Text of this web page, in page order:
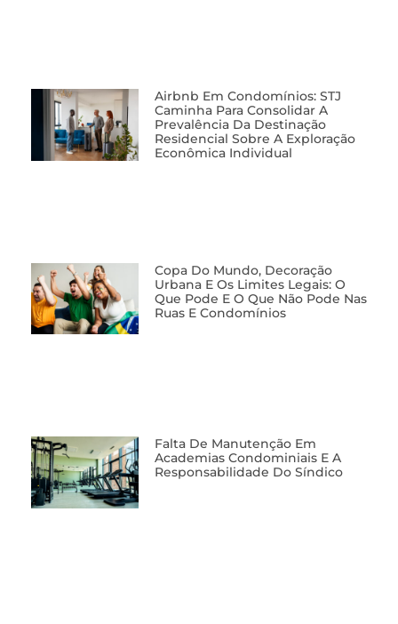
Airbnb Em Condomínios: STJ
Caminha Para Consolidar A
Prevalência Da Destinação
Residencial Sobre A Exploração
Econômica Individual
Copa Do Mundo, Decoração
Urbana E Os Limites Legais: O
Que Pode E O Que Não Pode Nas
Ruas E Condomínios
Falta De Manutenção Em
Academias Condominiais E A
Responsabilidade Do Síndico